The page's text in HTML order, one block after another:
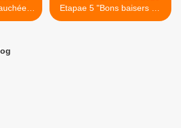
Etapae 5 "Bons baisers de
M'hamid" >